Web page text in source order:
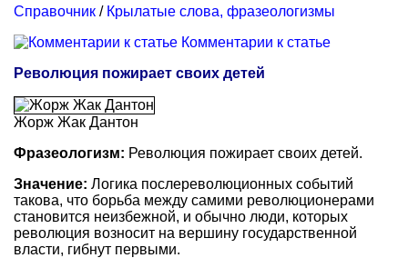
Справочник / Крылатые слова, фразеологизмы
Комментарии к статье
Революция пожирает своих детей
Жорж Жак Дантон
Фразеологизм: Революция пожирает своих детей.
Значение: Логика послереволюционных событий
такова, что борьба между самими революционерами
становится неизбежной, и обычно люди, которых
революция возносит на вершину государственной
власти, гибнут первыми.